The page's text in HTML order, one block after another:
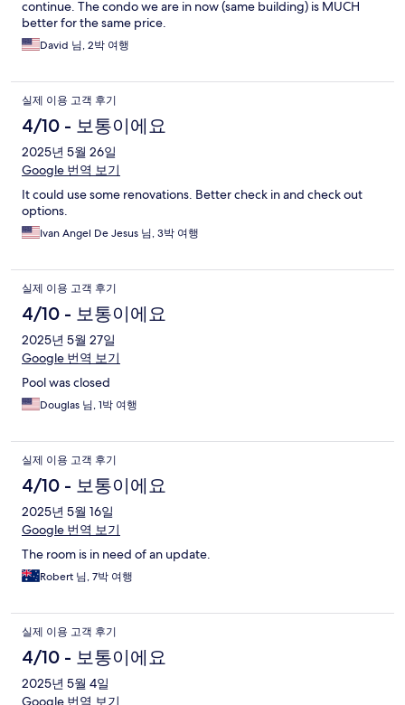
continue. The condo we are in now (same building) is MUCH
better for the same price.
David 님, 2박 여행
실제 이용 고객 후기
4/10 - 보통이에요
2025년 5월 26일
Google 번역 보기
It could use some renovations. Better check in and check out
options.
Ivan Angel De Jesus 님, 3박 여행
실제 이용 고객 후기
4/10 - 보통이에요
2025년 5월 27일
Google 번역 보기
Pool was closed
Douglas 님, 1박 여행
실제 이용 고객 후기
4/10 - 보통이에요
2025년 5월 16일
Google 번역 보기
The room is in need of an update.
Robert 님, 7박 여행
실제 이용 고객 후기
4/10 - 보통이에요
2025년 5월 4일
Google 번역 보기